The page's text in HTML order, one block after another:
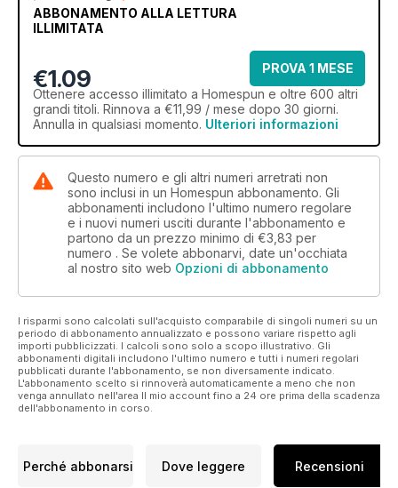
ABBONAMENTO ALLA LETTURA
ILLIMITATA
€1.09
PROVA 1 MESE
Ottenere accesso illimitato a Homespun e oltre 600 altri
grandi titoli. Rinnova a €11,99 / mese dopo 30 giorni.
Annulla in qualsiasi momento. Ulteriori informazioni
Questo numero e gli altri numeri arretrati non
sono inclusi in un Homespun abbonamento. Gli
abbonamenti includono l'ultimo numero regolare
e i nuovi numeri usciti durante l'abbonamento e
partono da un prezzo minimo di €3,83 per
numero . Se volete abbonarvi, date un'occhiata
al nostro sito web Opzioni di abbonamento
I risparmi sono calcolati sull'acquisto comparabile di singoli numeri su un
periodo di abbonamento annualizzato e possono variare rispetto agli
importi pubblicizzati. I calcoli sono solo a scopo illustrativo. Gli
abbonamenti digitali includono l'ultimo numero e tutti i numeri regolari
pubblicati durante l'abbonamento, se non diversamente indicato.
L'abbonamento scelto si rinnoverà automaticamente a meno che non
venga annullato nell'area Il mio account fino a 24 ore prima della scadenza
dell'abbonamento in corso.
Perché abbonarsi Dove leggere Recensioni